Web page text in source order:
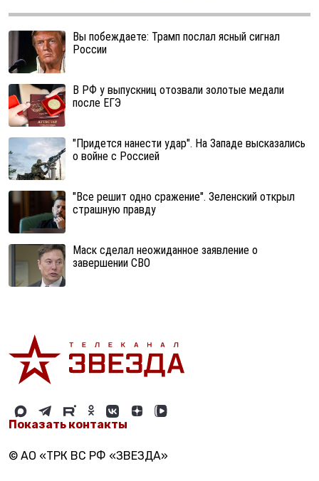
Вы побеждаете: Трамп послал ясный сигнал
России
В РФ у выпускниц отозвали золотые медали
после ЕГЭ
"Придется нанести удар". На Западе высказались
о войне с Россией
"Все решит одно сражение". Зеленский открыл
страшную правду
Маск сделал неожиданное заявление о
завершении СВО
Показать контакты
© АО «ТРК ВС РФ «ЗВЕЗДА»